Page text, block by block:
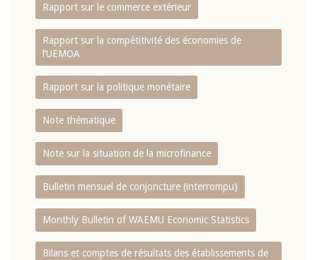
Rapport sur le commerce extérieur
Rapport sur la compétitivité des économies de
l‘UEMOA
Rapport sur la politique monétaire
Note thématique
Note sur la situation de la microfinance
Bulletin mensuel de conjoncture (interrompu)
Monthly Bulletin of WAEMU Economic Statistics
Bilans et comptes de résultats des établissements de